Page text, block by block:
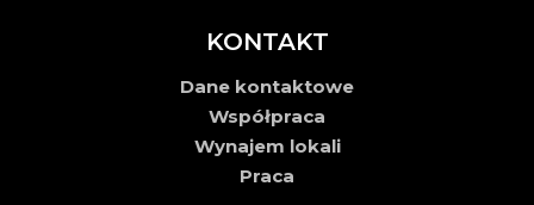
KONTAKT
Dane kontaktowe
Współpraca
Wynajem lokali
Praca